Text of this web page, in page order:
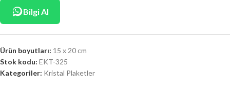
Bilgi Al
Ürün boyutları: 15 x 20 cm
Stok kodu: EKT-325
Kategoriler: Kristal Plaketler